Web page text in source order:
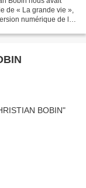
de « La grande vie »,
numérique de la